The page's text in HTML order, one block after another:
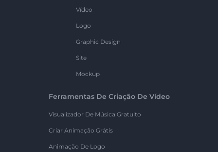
Vídeo
Logo
Graphic Design
Site
Mockup
Ferramentas De Criação De Vídeo
Visualizador De Música Gratuito
Criar Animação Grátis
Animação De Logo